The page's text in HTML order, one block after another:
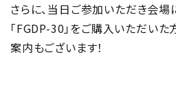
さらに、当日ご参加いただき会場
「FGDP-30」をご購入いただい
案内もございます！